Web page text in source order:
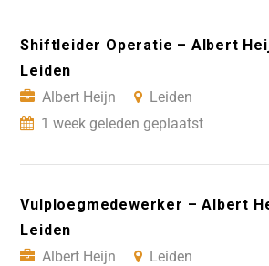
Shiftleider Operatie – Albert
Leiden
Albert Heijn
Leiden
1 week geleden geplaatst
Vulploegmedewerker – Albert
Leiden
Albert Heijn
Leiden